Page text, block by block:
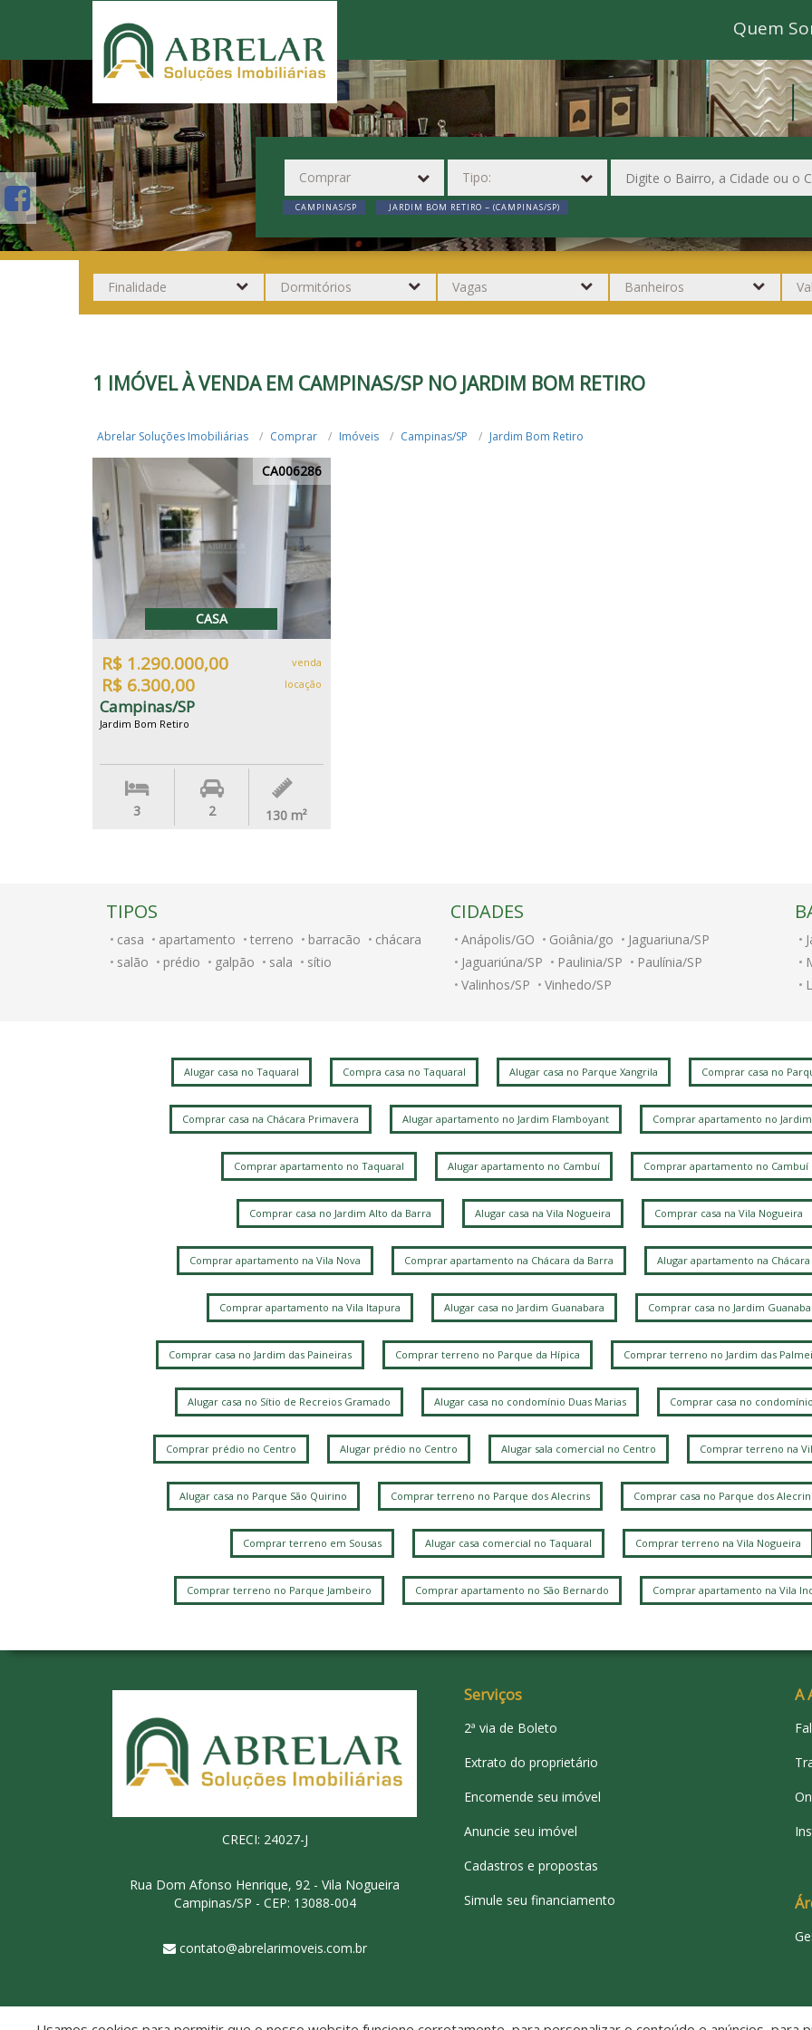
Quem
CAMPINAS/SP JARDIM BOM RETIRO ~ (CAMPINAS/SP)
1 IMÓVEL À VENDA EM CAMPINAS/SP NO JARDIM BOM RETIRO
Abrelar Soluções Imobiliárias Comprar Imóveis Campinas/SP Jardim Bom Retiro
CA006286
CASA
R$ 1.290.000,00 venda
R$ 6.300,00 locação
Campinas/SP
Jardim Bom Retiro
3 2 130 m²
TIPOS
casa apartamento terreno barracão
chácara
salão
prédio galpão sala sítio
CIDADES
Anápolis/GO Goiânia/go
Jaguariuna/SP
Jaguariúna/SP
Paulinia/SP
Paulínia/SP
Valinhos/SP
Vinhedo/SP
Alugar casa no Taquaral Compra casa no Taquaral Alugar casa no Parque Xangrila Comprar casa no
Comprar casa na Chácara Primavera Alugar apartamento no Jardim Flamboyant Comprar apartamento no
Comprar apartamento no Taquaral Alugar apartamento no Cambuí Comprar apartamento no Cambuí
Comprar casa no Jardim Alto da Barra Alugar casa na Vila Nogueira Comprar casa na Vila Nogueira
Comprar apartamento na Vila Nova Comprar apartamento na Chácara da Barra Alugar apartamento na Chácara
Comprar apartamento na Vila Itapura Alugar casa no Jardim Guanabara Comprar casa no Jardim
Comprar casa no Jardim das Paineiras Comprar terreno no Parque da Hípica Comprar terreno no Jardim das
Alugar casa no Sítio de Recreios Gramado Alugar casa no condomínio Duas Marias Comprar casa no
Comprar prédio no Centro Alugar prédio no Centro Alugar sala comercial no Centro Comprar terreno na
Alugar casa no Parque São Quirino Comprar terreno no Parque dos Alecrins Comprar casa no Parque dos
Comprar terreno em Sousas Alugar casa comercial no Taquaral Comprar terreno na Vila Nogueira
Comprar terreno no Parque Jambeiro Comprar apartamento no São Bernardo Comprar apartamento na Vila
CRECI: 24027-J
Rua Dom Afonso Henrique, 92 - Vila Nogueira
Campinas/SP - CEP: 13088-004
contato@abrelarimoveis.com.br
Serviços
2ª via de Boleto
Extrato do proprietário
Encomende seu imóvel
Anuncie seu imóvel
Cadastros e propostas
Simule seu financiamento
A